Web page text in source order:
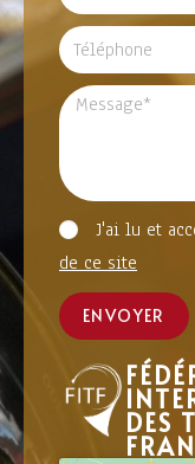
J'ai lu et
de ce site
ENVOYER
DES